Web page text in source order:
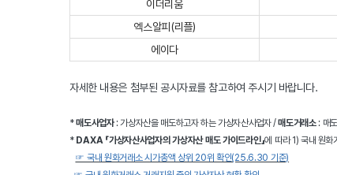
이더리움
엑스알피(리플)
에이다
자세한 내용은 첨부된 공시자료를 참고하여 주시기 바랍니다.
*매도사업자: 가상자산을 매도하고자 하는 가상자산사업자 /매도거래소: 매
* DAXA 「가상자산사업자의 가상자산 매도 가이드라인」에 따라1) 국내 원
☞ 국내 원화거래소 시가총액 상위 20위 확인(25.6.30 기준)